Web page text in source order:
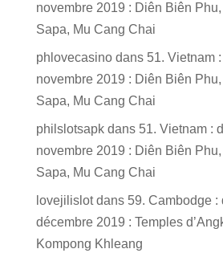
novembre 2019 : Diên Biên
Sapa, Mu Cang Chai
phlovecasinodans 51. Vietnam
novembre 2019 : Diên Biên
Sapa, Mu Cang Chai
philslotsapkdans 51. Vietnam :
novembre 2019 : Diên Biên
Sapa, Mu Cang Chai
lovejilislotdans 59. Cambodge :
décembre 2019 : Temples
Kompong Khleang